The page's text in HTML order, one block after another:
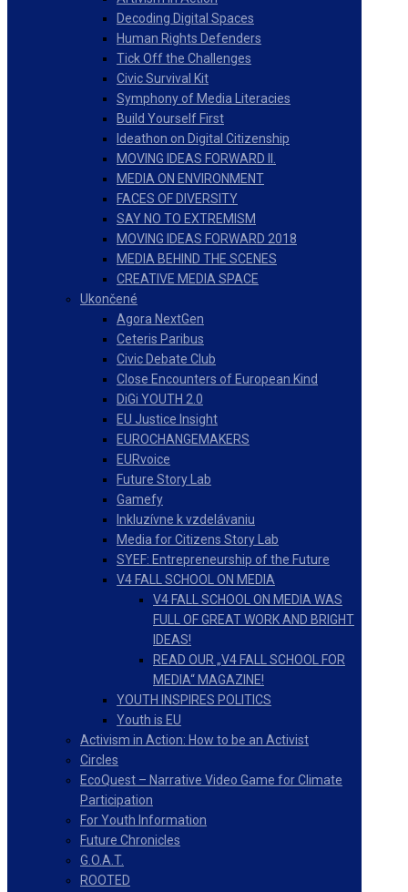
Decoding Digital Spaces
Human Rights Defenders
Tick Off the Challenges
Civic Survival Kit
Symphony of Media Literacies
Build Yourself First
Ideathon on Digital Citizenship
MOVING IDEAS FORWARD II.
MEDIA ON ENVIRONMENT
FACES OF DIVERSITY
SAY NO TO EXTREMISM
MOVING IDEAS FORWARD 2018
MEDIA BEHIND THE SCENES
CREATIVE MEDIA SPACE
Ukončené
Agora NextGen
Ceteris Paribus
Civic Debate Club
Close Encounters of European Kind
DiGi YOUTH 2.0
EU Justice Insight
EUROCHANGEMAKERS
EURvoice
Future Story Lab
Gamefy
Inkluzívne k vzdelávaniu
Media for Citizens Story Lab
SYEF: Entrepreneurship of the Future
V4 FALL SCHOOL ON MEDIA
V4 FALL SCHOOL ON MEDIA WAS
FULL OF GREAT WORK AND BRIGHT
IDEAS!
READ OUR „V4 FALL SCHOOL FOR
MEDIA“ MAGAZINE!
YOUTH INSPIRES POLITICS
Youth is EU
Activism in Action: How to be an Activist
Circles
EcoQuest – Narrative Video Game for Climate
Participation
For Youth Information
Future Chronicles
G.O.A.T.
ROOTED